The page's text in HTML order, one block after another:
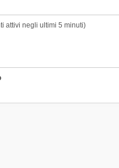
attivi negli ultimi 5 minuti)